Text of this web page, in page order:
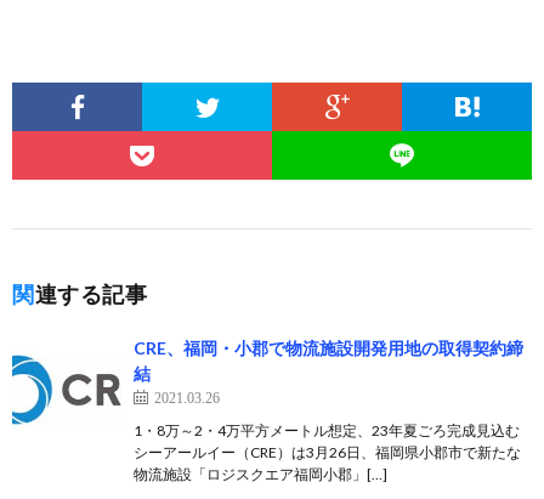
関連する記事
CRE、福岡・小郡で物流施設開発用地の取得契約締
結
2021.03.26
1・8万～2・4万平方メートル想定、23年夏ごろ完成見込む
シーアールイー（CRE）は3月26日、福岡県小郡市で新たな
物流施設「ロジスクエア福岡小郡」[…]